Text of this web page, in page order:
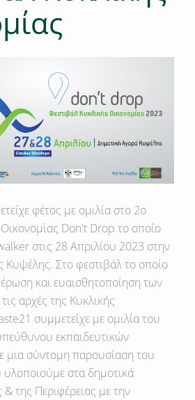
φέτος με ομιλία στο 2ο
Don't Drop το οποίο
στις 28 Απριλίου 2023 στην
Κυψέλης. Στο φεστιβάλ το οποίο
και ευαισθητοποίηση των
αρχές της Κυκλικής
συμμετείχε με ομιλία του
εκπαιδευτικών
μια σύντομη παρουσίαση του
στα δημοτικά
& της Περιφέρειας με την